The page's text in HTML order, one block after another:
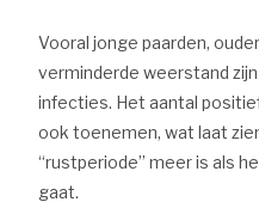
Vooral jonge paarden,
verminderde weerstand
infecties. Het aantal
ook toenemen, wat laat
“rustperiode” meer is als
gaat.